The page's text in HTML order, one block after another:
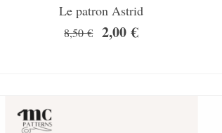
Le patron Astrid
8,50€ 2,00€